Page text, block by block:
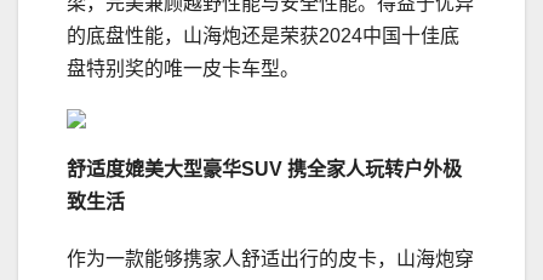
的底盘性能，山海炮还是荣获2024中国十佳底
盘特别奖的唯一皮卡车型。
舒适度媲美大型豪华SUV 携全家人玩转户外极
致生活
作为一款能够携家人舒适出行的皮卡，山海炮穿